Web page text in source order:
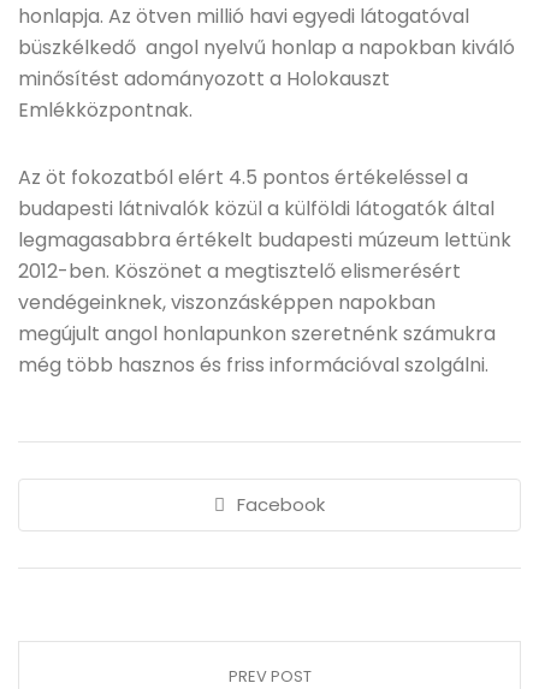
honlapja. Az ötven millió havi egyedi látogatóval
büszkélkedő angol nyelvű honlap a napokban kiváló
minősítést adományozott a Holokauszt
Emlékközpontnak.
Az öt fokozatból elért 4.5 pontos értékeléssel a
budapesti látnivalók közül a külföldi látogatók által
legmagasabbra értékelt budapesti múzeum lettünk
2012-ben. Köszönet a megtisztelő elismerésért
vendégeinknek, viszonzásképpen napokban
megújult angol honlapunkon szeretnénk számukra
még több hasznos és friss információval szolgálni.
Facebook
PREV POST